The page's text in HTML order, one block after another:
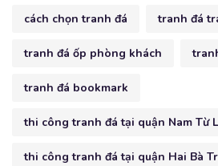
cách chọn tranh đá tranh đá
tranh đá ốp phòng khách
tranh đá bookmark
thi công tranh đá tại quận Nam Từ
thi công tranh đá tại quận Hai Bà